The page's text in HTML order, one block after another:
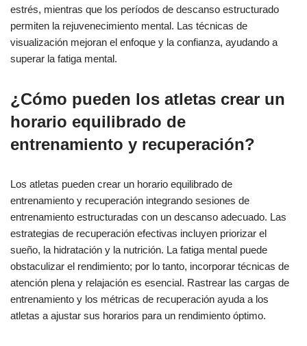
estrés, mientras que los períodos de descanso estructurado
permiten la rejuvenecimiento mental. Las técnicas de
visualización mejoran el enfoque y la confianza, ayudando a
superar la fatiga mental.
¿Cómo pueden los atletas crear un
horario equilibrado de
entrenamiento y recuperación?
Los atletas pueden crear un horario equilibrado de
entrenamiento y recuperación integrando sesiones de
entrenamiento estructuradas con un descanso adecuado. Las
estrategias de recuperación efectivas incluyen priorizar el
sueño, la hidratación y la nutrición. La fatiga mental puede
obstaculizar el rendimiento; por lo tanto, incorporar técnicas de
atención plena y relajación es esencial. Rastrear las cargas de
entrenamiento y los métricas de recuperación ayuda a los
atletas a ajustar sus horarios para un rendimiento óptimo.